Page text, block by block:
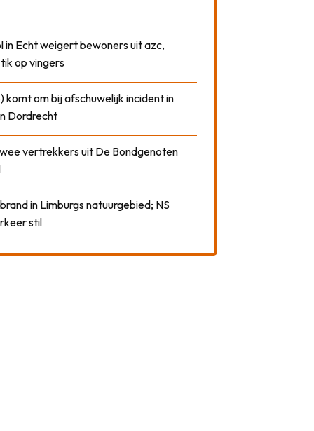
in Echt weigert bewoners uit azc,
op vingers
komt om bij afschuwelijk incident in
Dordrecht
vertrekkers uit De Bondgenoten
in Limburgs natuurgebied; NS
stil